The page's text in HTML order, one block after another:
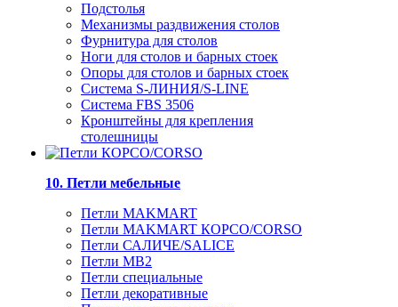
Подстолья
Механизмы раздвижения столов
Фурнитура для столов
Ноги для столов и барных стоек
Опоры для столов и барных стоек
Система S-ЛИНИЯ/S-LINE
Система FBS 3506
Кронштейны для крепления
столешницы
10. Петли мебельные
Петли MAKMART
Петли MAKMART КОРСО/CORSO
Петли САЛИЧЕ/SALICE
Петли MB2
Петли специальные
Петли декоративные